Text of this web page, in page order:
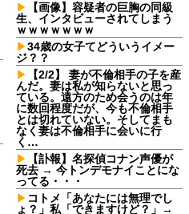
【画像】容疑者の巨胸の同級
生、インタビューされてしまう
ｗｗｗｗｗｗｗ
34歳の女子てどういうイメー
ジ？？
【2/2】 妻が不倫相手の子を産
んだ。妻は私が知らないと思っ
ている。遠方のため会うのは年
に数回程度だが、今も不倫相手
とは切れていない。そしてまも
なく妻は不倫相手に会いに行
く…
【訃報】名探偵コナン声優が
死去 → 今トンデモナイことにな
ってる・・・
コトメ「あなたには無理でし
ょ？」私「できますけど？」→